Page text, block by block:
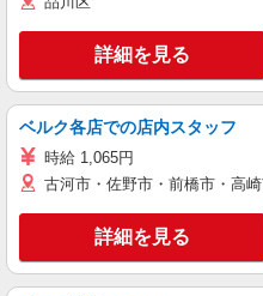
詳細を見る
ベルク各店での店内スタッフ
時給 1,065円
古河市・佐野市・前橋市・高
詳細を見る